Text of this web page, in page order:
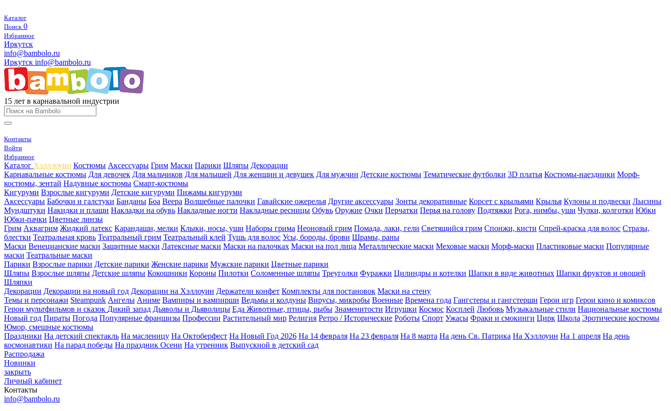
Каталог
Поиск 0
Избранное
Иркутск
info@bambolo.ru
Иркутск info@bambolo.ru
15 лет в карнавальной индустрии
Контакты
Войти
Избранное
Каталог Хэлллоуин Костюмы Аксессуары Грим Маски Парики Шляпы Декорации
Карнавальные костюмы Для девочек Для мальчиков Для малышей Для женщин и девушек Для мужчин Детские костюмы Тематические футболки 3D платья Костюмы-наездники Морф-
костюмы, зентай Надувные костюмы Смарт-костюмы
Кигуруми Взрослые кигуруми Детские кигуруми Пижамы кигуруми
Аксессуары Бабочки и галстуки Банданы Боа Веера Волшебные палочки Гавайские ожерелья Другие аксессуары Зонты декоративные Корсет с крыльями Крылья Кулоны и подвески Лысины
Мундштуки Накидки и плащи Накладки на обувь Накладные ногти Накладные ресницы Обувь Оружие Очки Перчатки Перья на голову Подтяжки Рога, нимбы, уши Чулки, колготки Юбки
Юбки-пачки Цветные линзы
Грим Аквагрим Жидкий латекс Карандаши, мелки Клыки, носы, уши Наборы грима Неоновый грим Помада, лаки, гели Светящийся грим Спонжи, кисти Спрей-краска для волос Стразы,
блестки Театральная кровь Театральный грим Театральный клей Тушь для волос Усы, бороды, брови Шрамы, раны
Маски Венецианские маски Защитные маски Латексные маски Маски на палочках Маски на пол лица Металлические маски Меховые маски Морф-маски Пластиковые маски Популярные
маски Театральные маски
Парики Взрослые парики Детские парики Женские парики Мужские парики Цветные парики
Шляпы Взрослые шляпы Детские шляпы Кокошники Короны Пилотки Соломенные шляпы Треуголки Фуражки Цилиндры и котелки Шапки в виде животных Шапки фруктов и овощей
Шляпки
Декорации Декорации на новый год Декорации на Хэллоуин Держатели конфет Комплекты для постановок Маски на стену
Темы и персонажи Steampunk Ангелы Аниме Вампиры и вампирши Ведьмы и колдуны Вирусы, микробы Военные Времена года Гангстеры и гангстерши Герои игр Герои кино и комиксов
Герои мультфильмов и сказок Дикий запад Дьяволы и Дьяволицы Еда Животные, птицы, рыбы Знаменитости Игрушки Космос Косплей Любовь Музыкальные стили Национальные костюмы
Новый год Пираты Погода Популярные франшизы Профессии Растительный мир Религия Ретро / Исторические Роботы Спорт Ужасы Фраки и смокинги Цирк Школа Эротические костюмы
Юмор, смешные костюмы
Праздники На детский спектакль На масленицу На Октоберфест На Новый Год 2026 На 14 февраля На 23 февраля На 8 марта На день Св. Патрика На Хэллоуин На 1 апреля На день
космонавтики На парад победы На праздник Осени На утренник Выпускной в детский сад
Распродажа
Новинки
закрыть
Личный кабинет
Контакты
info@bambolo.ru